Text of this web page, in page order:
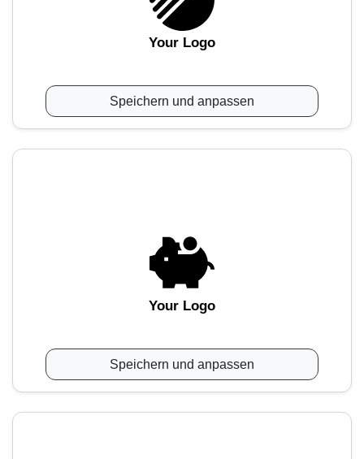
Your Logo
Speichern und anpassen
Your Logo
Speichern und anpassen